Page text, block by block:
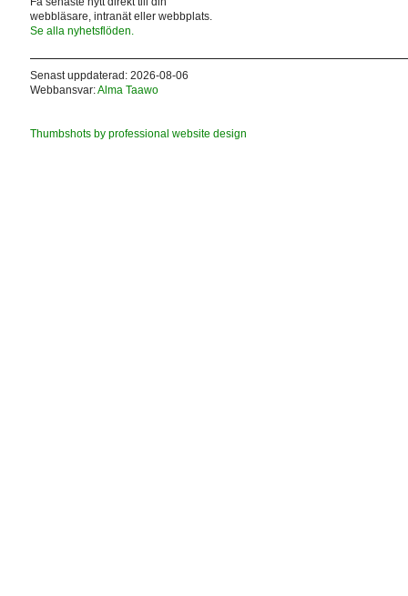
webbläsare, intranät eller webbplats.
Se alla nyhetsflöden.
Senast uppdaterad: 2026-08-06
Webbansvar:Alma Taawo
Thumbshots by professional website design